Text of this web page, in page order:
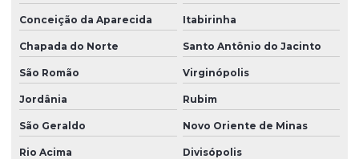
Conceição da Aparecida Itabirinha
Chapada do Norte Santo Antônio do Jacinto
São Romão Virginópolis
Jordânia Rubim
São Geraldo Novo Oriente de Minas
Rio Acima Divisópolis